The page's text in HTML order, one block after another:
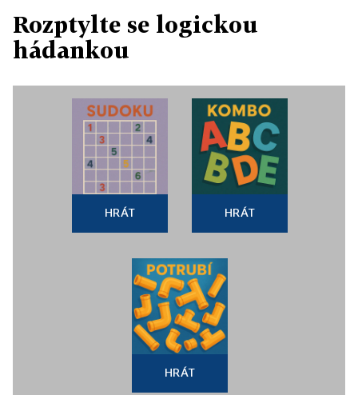
Rozptylte se logickou
hádankou
HRÁT HRÁT
HRÁT